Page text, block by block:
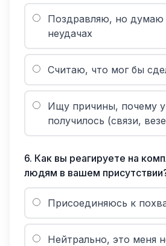
Поздравляю, но думаю
неудачах
Считаю, что мог бы
Ищу причины, почему у
получилось (связи,
6. Как вы реагируете на
людям в вашем
Присоединяюсь к
Нейтрально, это меня